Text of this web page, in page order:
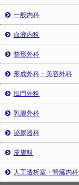
一般内科
血液内科
整形外科
形成外科・美容外科
肛門外科
乳腺外科
泌尿器科
皮膚科
人工透析室・腎臓内科